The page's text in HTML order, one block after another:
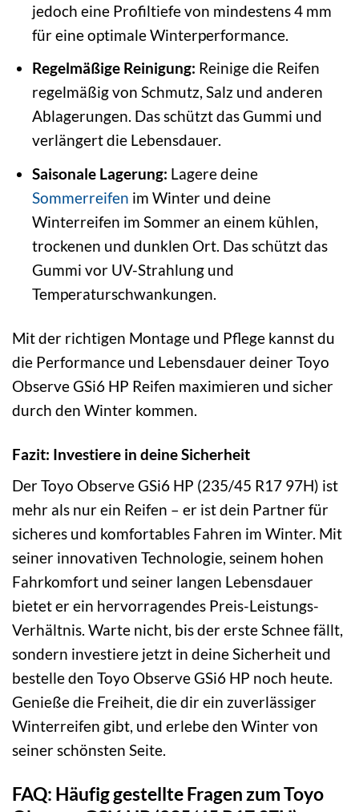
jedoch eine Profiltiefe von mindestens 4 mm
für eine optimale Winterperformance.
Regelmäßige Reinigung: Reinige die Reifen
regelmäßig von Schmutz, Salz und anderen
Ablagerungen. Das schützt das Gummi und
verlängert die Lebensdauer.
Saisonale Lagerung: Lagere deine
Sommerreifen im Winter und deine
Winterreifen im Sommer an einem kühlen,
trockenen und dunklen Ort. Das schützt das
Gummi vor UV-Strahlung und
Temperaturschwankungen.
Mit der richtigen Montage und Pflege kannst du
die Performance und Lebensdauer deiner Toyo
Observe GSi6 HP Reifen maximieren und sicher
durch den Winter kommen.
Fazit: Investiere in deine Sicherheit
Der Toyo Observe GSi6 HP (235/45 R17 97H) ist
mehr als nur ein Reifen – er ist dein Partner für
sicheres und komfortables Fahren im Winter. Mit
seiner innovativen Technologie, seinem hohen
Fahrkomfort und seiner langen Lebensdauer
bietet er ein hervorragendes Preis-Leistungs-
Verhältnis. Warte nicht, bis der erste Schnee fällt,
sondern investiere jetzt in deine Sicherheit und
bestelle den Toyo Observe GSi6 HP noch heute.
Genieße die Freiheit, die dir ein zuverlässiger
Winterreifen gibt, und erlebe den Winter von
seiner schönsten Seite.
FAQ: Häufig gestellte Fragen zum Toyo